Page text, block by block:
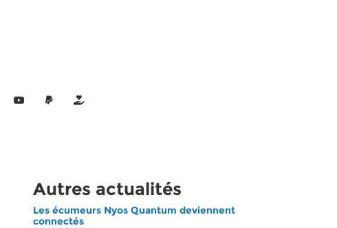
Autres actualités
Les écumeurs Nyos Quantum deviennent
connectés